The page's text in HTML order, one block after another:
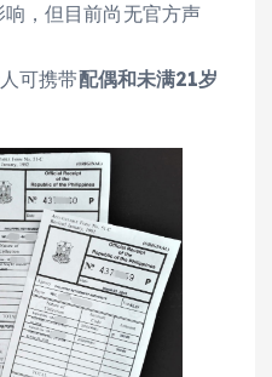
，但目前尚无官方声
可携带配偶和未满21岁